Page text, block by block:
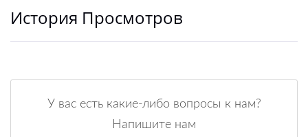
История Просмотров
У вас есть какие-либо вопросы к нам?
Напишите нам